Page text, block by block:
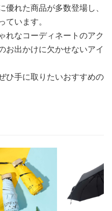
れた商品が多数登場し、
います。
れなコーディネートのアク
お出かけに欠かせないアイ
ひ手に取りたいおすすめの